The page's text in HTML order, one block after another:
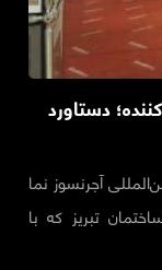
دستاورد
آجرنسوز نما
تبریز که با